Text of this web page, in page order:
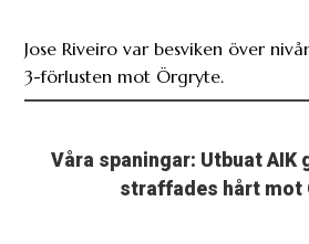
Jose Riveiro var besviken över
3-förlusten mot Örgryte.
Våra spaningar: Utbuat AIK
straffades hårt mot